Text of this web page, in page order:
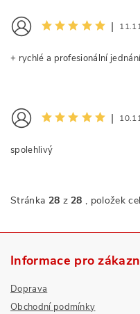
|
+ rychlé a profesionální
|
spolehlivý
Stránka 28 z 28 , položek
Informace pro
Doprava
Obchodní podmínky